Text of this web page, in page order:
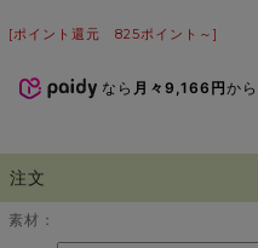
[ポイント還元 825ポイント～]
なら 月々9,166円か
注文
素材：